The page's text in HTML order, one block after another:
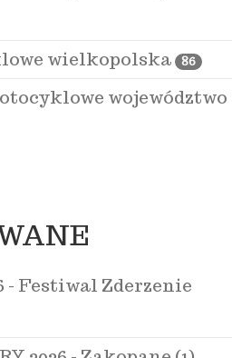
wielkopolska 86
województwo
- Festiwal Zderzenie